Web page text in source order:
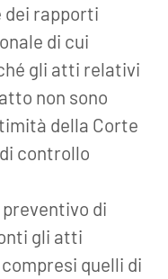
dei rapporti
di cui
gli atti relativi
non sono
della Corte
controllo
di
gli atti
quelli di